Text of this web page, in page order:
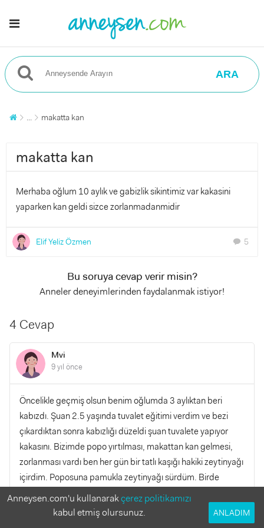
ARA
... makatta kan
makatta kan
Merhaba oğlum 10 aylık ve gabizlik sikintimiz var kakasini
yaparken kan geldi sizce zorlanmadanmidir
Elif Yeliz Özmen chat 5
Bu soruya cevap verir misin?
Anneler deneyimlerinden faydalanmak istiyor!
4 Cevap
Mvi
9 yıl önce
Öncelikle geçmiş olsun benim oğlumda 3 aylıktan beri
kabızdı. Şuan 2.5 yaşında tuvalet eğitimi verdim ve bezi
çıkardıktan sonra kabızlığı düzeldi şuan tuvalete yapıyor
kakasını. Bizimde popo yırtılması, makattan kan gelmesi,
zorlanması vardı ben her gün bir tatlı kaşığı hakiki zeytinyağı
içirdim. Poposuna pamukla zeytinyağı sürdüm. Birde
bebeğiniz kakasını Kaç günde bir yapıyor ?
YANITLA
Anneysen.com'u kullanarakçerez politikamızı
kabul etmiş olursunuz.
ANLADIM